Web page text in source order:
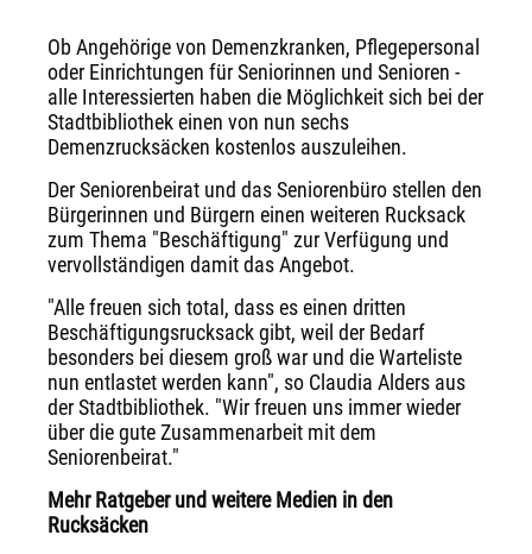
Ob Angehörige von Demenzkranken, Pflegepersonal
oder Einrichtungen für Seniorinnen und Senioren -
alle Interessierten haben die Möglichkeit sich bei der
Stadtbibliothek einen von nun sechs
Demenzrucksäcken kostenlos auszuleihen.
Der Seniorenbeirat und das Seniorenbüro stellen den
Bürgerinnen und Bürgern einen weiteren Rucksack
zum Thema "Beschäftigung" zur Verfügung und
vervollständigen damit das Angebot.
"Alle freuen sich total, dass es einen dritten
Beschäftigungsrucksack gibt, weil der Bedarf
besonders bei diesem groß war und die Warteliste
nun entlastet werden kann", so Claudia Alders aus
der Stadtbibliothek. "Wir freuen uns immer wieder
über die gute Zusammenarbeit mit dem
Seniorenbeirat."
Mehr Ratgeber und weitere Medien in den
Rucksäcken